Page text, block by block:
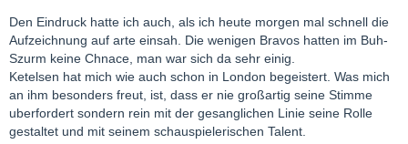
Die Moderatorin wurde nicht müde auf ihre widerwärtig
süssliche Weise zu betonen, welch großartige Aufführung das
soeben gezeigte war .
Der Regisseur ließ lange auf sich warte - es hie letztlich er
werde nicht kommen - schliesslich ging er dennoch diesen
Den Eindruck hatte ich auch, als ich heute morgen mal schnell die
Aufzeichnung auf arte einsah. Die wenigen Bravos hatten im Buh-
Szurm keine Chnace, man war sich da sehr einig.
Ketelsen hat mich wie auch schon in London begeistert. Was mich
an ihm besonders freut, ist, dass er nie großartig seine Stimme
uberfordert sondern rein mit der gesanglichen Linie seine Rolle
gestaltet und mit seinem schauspielerischen Talent.